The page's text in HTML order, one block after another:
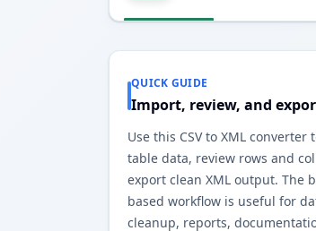
QUICK GUIDE
Import, review, and
Use this CSV to XML converter
table data, review rows and
export clean XML output. The
based workflow is useful for
cleanup, reports,